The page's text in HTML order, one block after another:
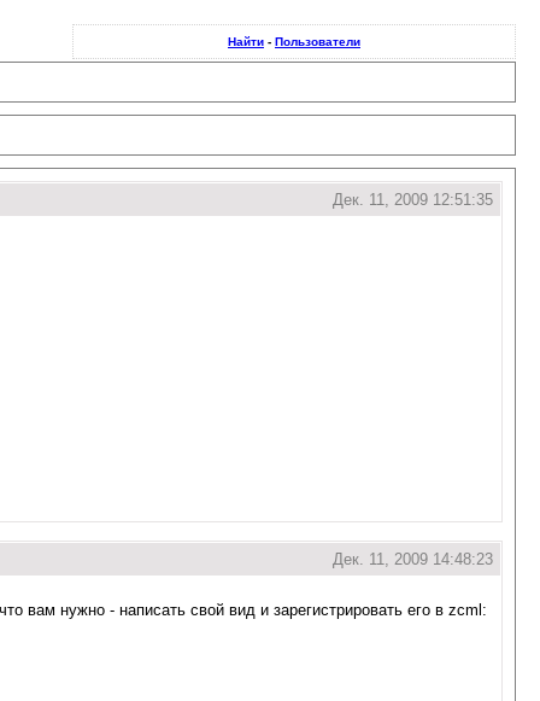
Найти - Пользователи
Дек. 11, 2009 12:51:35
Дек. 11, 2009 14:48:23
вам нужно - написать свой вид и зарегистрировать его в zcml: